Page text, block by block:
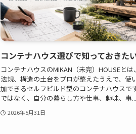
コンテナハウス選びで知っておきた
コンテナハウスのMIKAN（未完）HOUSEと
法規、構造の土台をプロが整えたうえで、使
加できるセルフビルド型のコンテナハウスで
ではなく、自分の暮らし方や仕事、趣味、事...
2026年5月31日